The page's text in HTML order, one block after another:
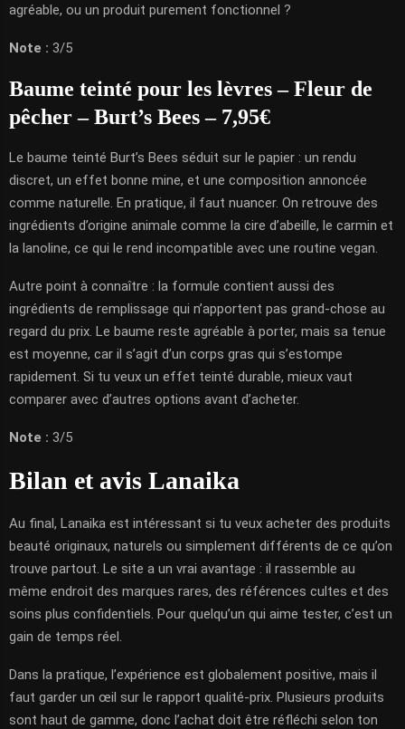
agréable, ou un produit purement fonctionnel ?
Note : 3/5
Baume teinté pour les lèvres – Fleur de
pêcher – Burt’s Bees – 7,95€
Le baume teinté Burt’s Bees séduit sur le papier : un rendu
discret, un effet bonne mine, et une composition annoncée
comme naturelle. En pratique, il faut nuancer. On retrouve des
ingrédients d’origine animale comme la cire d’abeille, le carmin et
la lanoline, ce qui le rend incompatible avec une routine vegan.
Autre point à connaître : la formule contient aussi des
ingrédients de remplissage qui n’apportent pas grand-chose au
regard du prix. Le baume reste agréable à porter, mais sa tenue
est moyenne, car il s’agit d’un corps gras qui s’estompe
rapidement. Si tu veux un effet teinté durable, mieux vaut
comparer avec d’autres options avant d’acheter.
Note : 3/5
Bilan et avis Lanaika
Au final, Lanaika est intéressant si tu veux acheter des produits
beauté originaux, naturels ou simplement différents de ce qu’on
trouve partout. Le site a un vrai avantage : il rassemble au
même endroit des marques rares, des références cultes et des
soins plus confidentiels. Pour quelqu’un qui aime tester, c’est un
gain de temps réel.
Dans la pratique, l’expérience est globalement positive, mais il
faut garder un œil sur le rapport qualité-prix. Plusieurs produits
sont haut de gamme, donc l’achat doit être réfléchi selon ton